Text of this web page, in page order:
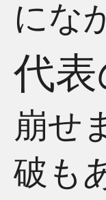
にな
代
崩せ
破も